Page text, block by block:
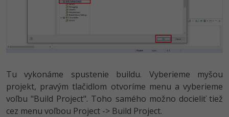
Tu vykonáme spustenie buildu. Vyberieme myšou
projekt, pravým tlačidlom otvoríme menu a vyberieme
voľbu "Build Project". Toho samého možno docieliť tiež
cez menu voľbou Project -> Build Project.